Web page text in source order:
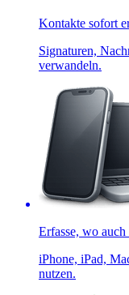
Kontakte sofort
Signaturen,
verwandeln.
Erfasse, wo
iPhone, iPad,
nutzen.